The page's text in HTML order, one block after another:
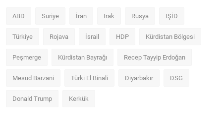
ABD Suriye İran Irak Rusya IŞİD
Türkiye Rojava İsrail HDP Kürdistan Bölgesi
Peşmerge Kürdistan Bayrağı Recep Tayyip Erdoğan
Mesud Barzani Türki El Binali Diyarbakır DSG
Donald Trump Kerkük